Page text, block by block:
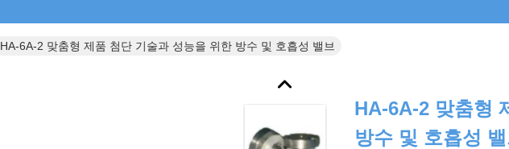
HA-6A-2 맞춤형 제품 첨단 기술과 성능을 위한 방수 및 호흡성 밸브
HA-6A-2 맞춤형
방수 및 호흡성